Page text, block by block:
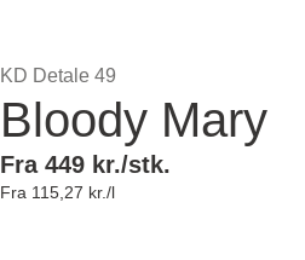
KD Detale 49
Bloody Mary
Fra 449 kr./stk.
Fra 115,27 kr./l